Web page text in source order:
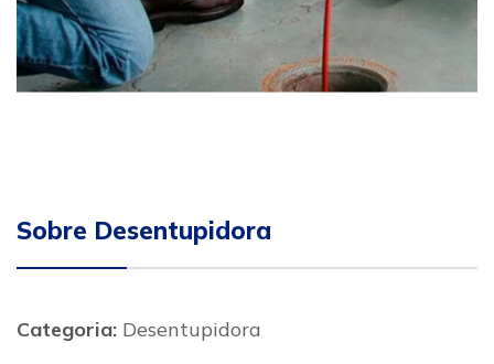
Sobre Desentupidora
Categoria: Desentupidora